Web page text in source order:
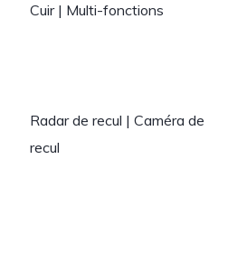
Cuir | Multi-fonctions
Radar de recul | Caméra de
recul